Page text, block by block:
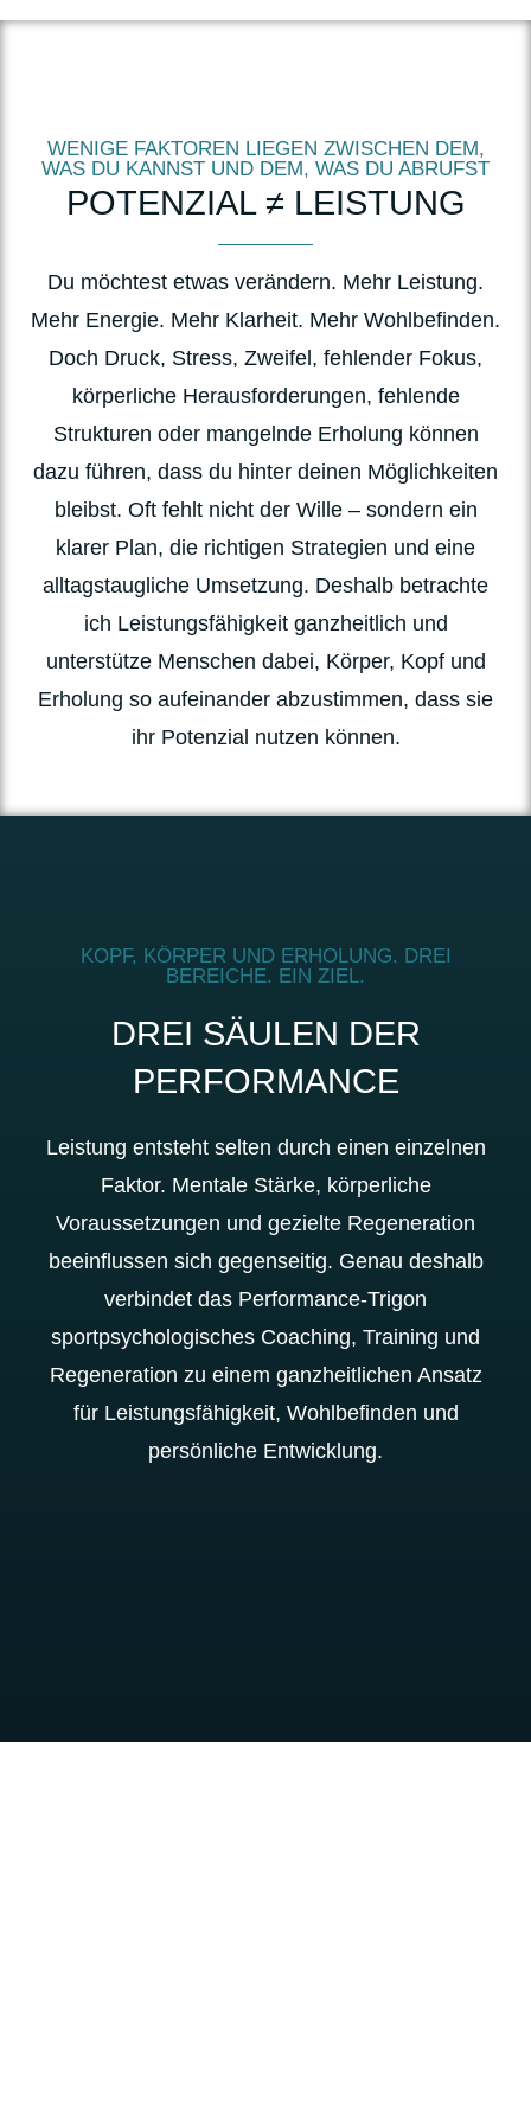
WENIGE FAKTOREN LIEGEN ZWISCHEN DEM,
WAS DU KANNST UND DEM, WAS DU ABRUFST
POTENZIAL ≠ LEISTUNG
Du möchtest etwas verändern. Mehr Leistung.
Mehr Energie. Mehr Klarheit. Mehr Wohlbefinden.
Doch Druck, Stress, Zweifel, fehlender Fokus,
körperliche Herausforderungen, fehlende
Strukturen oder mangelnde Erholung können
dazu führen, dass du hinter deinen Möglichkeiten
bleibst. Oft fehlt nicht der Wille – sondern ein
klarer Plan, die richtigen Strategien und eine
alltagstaugliche Umsetzung. Deshalb betrachte
ich Leistungsfähigkeit ganzheitlich und
unterstütze Menschen dabei, Körper, Kopf und
Erholung so aufeinander abzustimmen, dass sie
ihr Potenzial nutzen können.
KOPF, KÖRPER UND ERHOLUNG. DREI
BEREICHE. EIN ZIEL.
DREI SÄULEN DER
PERFORMANCE
Leistung entsteht selten durch einen einzelnen
Faktor. Mentale Stärke, körperliche
Voraussetzungen und gezielte Regeneration
beeinflussen sich gegenseitig. Genau deshalb
verbindet das Performance-Trigon
sportpsychologisches Coaching, Training und
Regeneration zu einem ganzheitlichen Ansatz
für Leistungsfähigkeit, Wohlbefinden und
persönliche Entwicklung.